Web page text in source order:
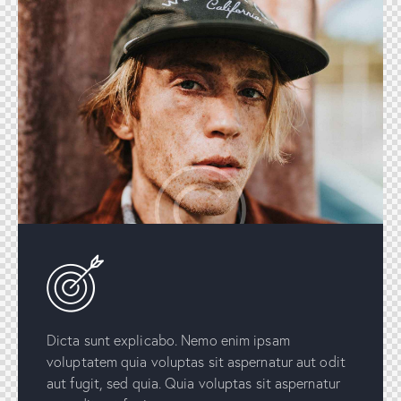
Dicta sunt explicabo. Nemo enim ipsam
voluptatem quia voluptas sit aspernatur aut odit
aut fugit, sed quia. Quia voluptas sit aspernatur